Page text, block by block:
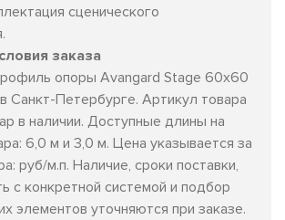
сценического
заказа
опоры Avangard Stage 60х60
Санкт-Петербурге. Артикул товара
в наличии. Доступные длины на
6,0 м и 3,0 м. Цена указывается за
руб/м.п. Наличие, сроки поставки,
с конкретной системой и подбор
элементов уточняются при заказе.